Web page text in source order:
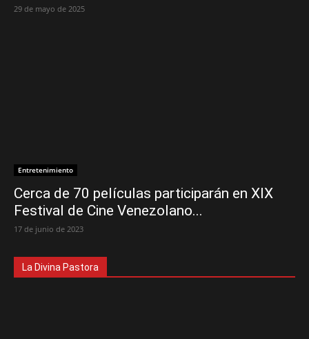
29 de mayo de 2025
Entretenimiento
Cerca de 70 películas participarán en XIX
Festival de Cine Venezolano...
17 de junio de 2023
La Divina Pastora